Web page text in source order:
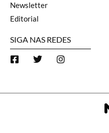
Newsletter
Editorial
SIGA NAS REDES